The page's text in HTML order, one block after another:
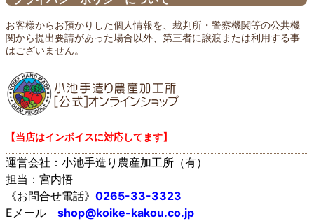
お客様からお預かりした個人情報を、裁判所・警察機関等の公共機
関から提出要請があった場合以外、第三者に譲渡または利用する事
はございません。
【当店はインボイスに対応してます】
運営会社：小池手造り農産加工所（有）
担当：宮内悟
《お問合せ電話》 0265-33-3323
Eメール shop@koike-kakou.co.jp